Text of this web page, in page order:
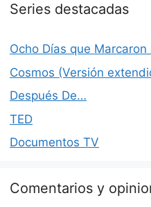
Series destacadas
Ocho Días que
Cosmos (Versión
Después De…
TED
Documentos TV
Comentarios y